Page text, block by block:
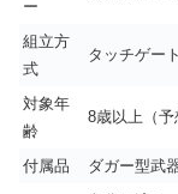
ー
組立方
式
タッチゲー
対象年
齢
8歳以上（予
付属品 ダガー型武